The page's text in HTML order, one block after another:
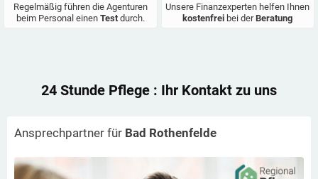
Regelmäßig führen die Agenturen
beim Personal einen Test durch.
Unsere Finanzexperten helfen Ihnen
kostenfrei bei derBeratung
24 Stunde Pflege : Ihr Kontakt zu uns
Ansprechpartner für Bad Rothenfelde